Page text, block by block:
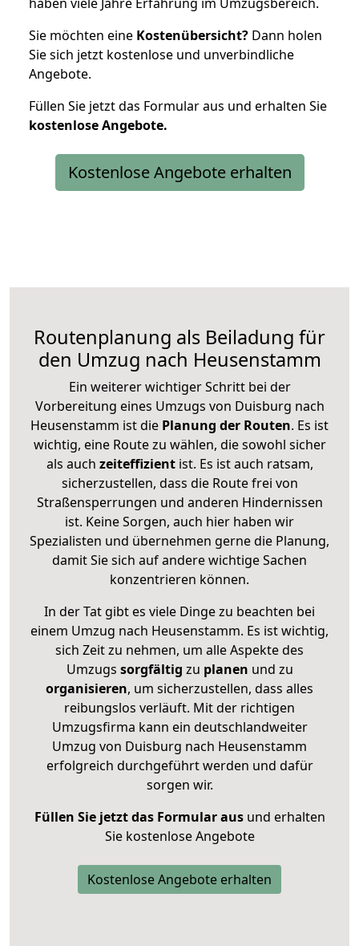
Sie möchten eine Kostenübersicht? Dann holen
Sie sich jetzt kostenlose und unverbindliche
Angebote.
Füllen Sie jetzt das Formular aus und erhalten Sie
kostenloseAngebote.
Kostenlose Angebote erhalten
Routenplanung als Beiladung für
den Umzug nach Heusenstamm
Ein weiterer wichtiger Schritt bei der
Vorbereitung eines Umzugs von Duisburg nach
Heusenstamm ist die Planung der Routen. Es ist
wichtig, eine Route zu wählen, die sowohl sicher
als auch zeiteffizientist. Es ist auch ratsam,
sicherzustellen, dass die Route frei von
Straßensperrungen und anderen Hindernissen
ist. Keine Sorgen, auch hier haben wir
Spezialisten und übernehmen gerne die Planung,
damit Sie sich auf andere wichtige Sachen
konzentrieren können.
In der Tat gibt es viele Dinge zu beachten bei
einem Umzug nach Heusenstamm. Es ist wichtig,
sich Zeit zu nehmen, um alle Aspekte des
Umzugs sorgfältig zu planen und zu
organisieren, um sicherzustellen, dass alles
reibungslos verläuft. Mit der richtigen
Umzugsfirma kann ein deutschlandweiter
Umzug von Duisburg nach Heusenstamm
erfolgreich durchgeführt werden und dafür
sorgen wir.
Füllen Sie jetzt das Formular ausund erhalten
Sie kostenlose Angebote
Kostenlose Angebote erhalten